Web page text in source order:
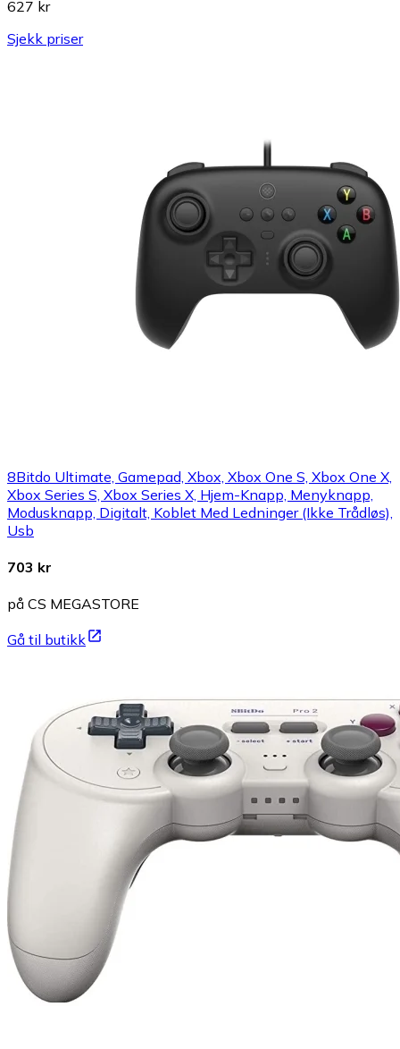
627 kr
Sjekk priser
8Bitdo Ultimate, Gamepad, Xbox, Xbox One S, Xbox One X,
Xbox Series S, Xbox Series X, Hjem-Knapp, Menyknapp,
Modusknapp, Digitalt, Koblet Med Ledninger (Ikke Trådløs),
Usb
703 kr
på CS MEGASTORE
Gå til butikk